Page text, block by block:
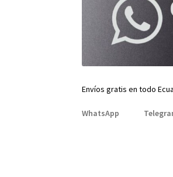
Envíos gratis en todo
WhatsApp